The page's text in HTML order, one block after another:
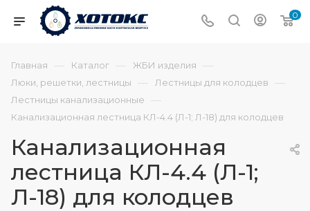
0
Главная — Каталог — ЖБИ изделия —
Люки, решетки, лестницы — Лестницы для колодцев —
Лестницы канализационные —
Канализационная лестница КЛ-4.4 (Л-1; Л-18) для колодцев
Канализационная
лестница КЛ-4.4 (Л-1;
Л-18) для колодцев